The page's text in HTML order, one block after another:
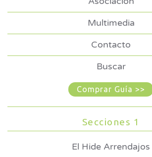
Multimedia
Contacto
Buscar
Comprar Guía >>
Secciones 1
El Hide Arrendajos